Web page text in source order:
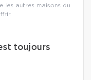
les autres maisons du
toujours